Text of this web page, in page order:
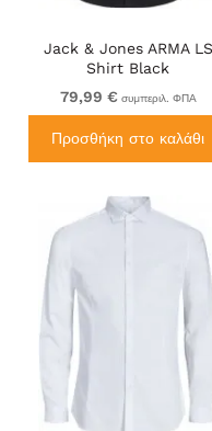
Jack & Jones ARMA LS
Shirt Black
79,99 € συμπεριλ. ΦΠΑ
Προσθήκη στο καλάθι